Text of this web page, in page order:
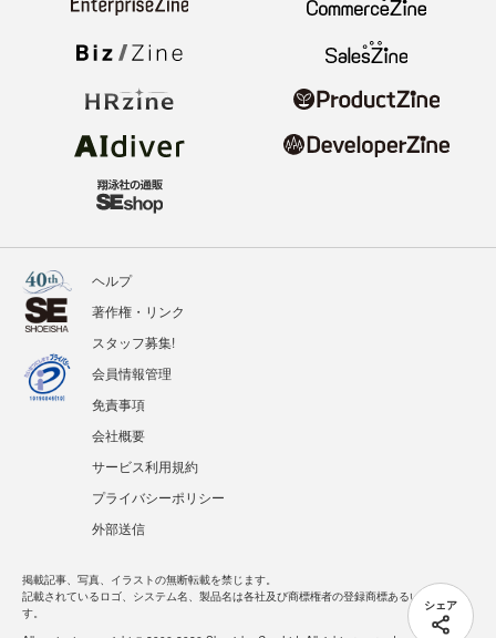
シェア
ヘルプ
著作権・リンク
スタッフ募集!
会員情報管理
免責事項
会社概要
サービス利用規約
プライバシーポリシー
外部送信
掲載記事、写真、イラストの無断転載を禁じます。
記載されているロゴ、システム名、製品名は各社及び商標権者の登録商標あるいは商標で
す。